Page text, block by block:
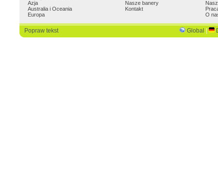
Azja
Australia i Oceania
Europa
Nasze banery
Kontakt
O
Popraw tekst Global